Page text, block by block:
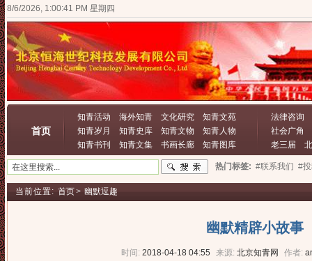
8/6/2026, 1:00:42 PM 星期四
首页
知青活动 海外知青 文化研究
知青文苑
知青岁月
知青史库 知青文物
知青人物
知青书刊
知青文集 书画长廊 知青图库
法律咨询
社会广角
老三届
热门标签: #联系我们 #
当前位置: 首页> 幽默逗趣
幽默精辟小故事
时间: 2018-04-18 04:55 来源: 北京知青网 作者: